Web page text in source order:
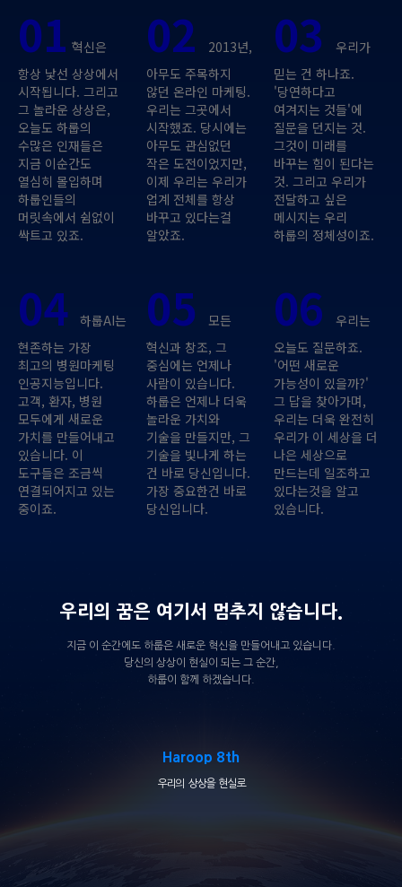
01 혁신은
항상 낯선 상상에서
시작됩니다. 그리고
그 놀라운 상상은,
오늘도 하룹의
수많은 인재들은
지금 이순간도
열심히 몰입하며
하룹인들의
머릿속에서 쉼없이
싹트고 있죠.
02
2013년,
아무도 주목하지
않던 온라인 마케팅.
우리는 그곳에서
시작했죠. 당시에는
아무도 관심없던
작은 도전이었지만,
이제 우리는 우리가
업계 전체를 항상
바꾸고 있다는걸
알았죠.
03우리가
믿는 건 하나죠.
'당연하다고
여겨지는 것들'에
질문을 던지는 것.
그것이 미래를
바꾸는 힘이 된다는
것. 그리고 우리가
전달하고 싶은
메시지는 우리
하룹의 정체성이죠.
04
하룹AI는
현존하는 가장
최고의 병원마케팅
인공지능입니다.
고객, 환자, 병원
모두에게 새로운
가치를 만들어내고
있습니다. 이
도구들은 조금씩
연결되어지고 있는
중이죠.
05
모든
혁신과 창조, 그
중심에는 언제나
사람이 있습니다.
하룹은 언제나 더욱
놀라운 가치와
기술을 만들지만, 그
기술을 빛나게 하는
건 바로 당신입니다.
가장 중요한건 바로
당신입니다.
06우리는
오늘도 질문하죠.
'어떤 새로운
가능성이 있을까?'
그 답을 찾아가며,
우리는 더욱 완전히
우리가 이 세상을 더
나은 세상으로
만드는데 일조하고
있다는것을 알고
있습니다.
우리의 꿈은 여기서 멈추지 않습니다.
지금 이 순간에도 하룹은 새로운 혁신을 만들어내고 있습니다.
당신의 상상이 현실이 되는 그 순간,
하룹이 함께 하겠습니다.
Haroop 8th
우리의 상상을 현실로